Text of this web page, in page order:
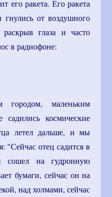
его ракета. Его ракета
от воздушного
глаза и часто
в радиофоне:
маленьким
садились космические
летел дальше, и мы
"Сейчас отец садится в
сошел на гудронную
бумаги, сейчас он на
над холмами, сейчас